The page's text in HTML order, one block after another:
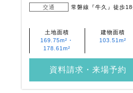
交通
常磐線『牛久』徒歩
土地面積
169.75m²・
178.61m²
建物面積
103.51m²
資料請求・来場予約